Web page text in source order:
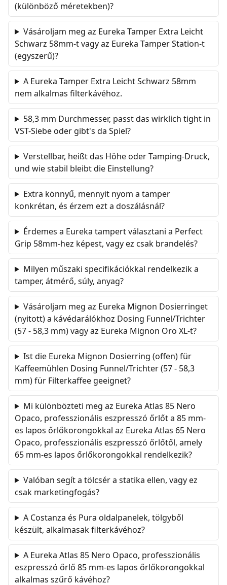
(különböző méretekben)?
Vásároljam meg az Eureka Tamper Extra Leicht
Schwarz 58mm-t vagy az Eureka Tamper Station-t
(egyszerű)?
A Eureka Tamper Extra Leicht Schwarz 58mm
nem alkalmas filterkávéhoz.
58,3 mm Durchmesser, passt das wirklich tight in
VST-Siebe oder gibt's da Spiel?
Verstellbar, heißt das Höhe oder Tamping-Druck,
und wie stabil bleibt die Einstellung?
Extra könnyű, mennyit nyom a tamper
konkrétan, és érzem ezt a doszálásnál?
Érdemes a Eureka tampert választani a Perfect
Grip 58mm-hez képest, vagy ez csak brandelés?
Milyen műszaki specifikációkkal rendelkezik a
tamper, átmérő, súly, anyag?
Vásároljam meg az Eureka Mignon Dosierringet
(nyitott) a kávédarálókhoz Dosing Funnel/Trichter
(57 - 58,3 mm) vagy az Eureka Mignon Oro XL-t?
Ist die Eureka Mignon Dosierring (offen) für
Kaffeemühlen Dosing Funnel/Trichter (57 - 58,3
mm) für Filterkaffee geeignet?
Mi különbözteti meg az Eureka Atlas 85 Nero
Opaco, professzionális eszpresszó őrlőt a 85 mm-
es lapos őrlőkorongokkal az Eureka Atlas 65 Nero
Opaco, professzionális eszpresszó őrlőtől, amely
65 mm-es lapos őrlőkorongokkal rendelkezik?
Valóban segít a tölcsér a statika ellen, vagy ez
csak marketingfogás?
A Costanza és Pura oldalpanelek, tölgyből
készült, alkalmasak filterkávéhoz?
A Eureka Atlas 85 Nero Opaco, professzionális
eszpresszó őrlő 85 mm-es lapos őrlőkorongokkal
alkalmas szűrő kávéhoz?